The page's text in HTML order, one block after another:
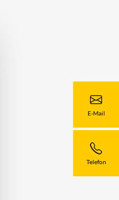
E-Mail
Telefon